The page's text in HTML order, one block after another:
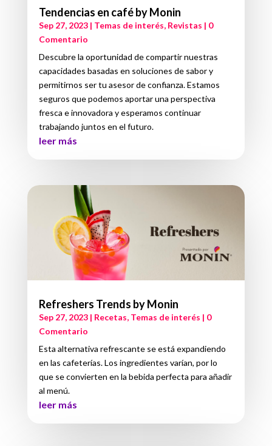
Tendencias en café by Monin
Sep 27, 2023| Temas de interés, Revistas | 0
Comentario
Descubre la oportunidad de compartir nuestras
capacidades basadas en soluciones de sabor y
permitirnos ser tu asesor de confianza. Estamos
seguros que podemos aportar una perspectiva
fresca e innovadora y esperamos continuar
trabajando juntos en el futuro.
leer más
Refreshers Trends by Monin
Sep 27, 2023| Recetas, Temas de interés | 0
Comentario
Esta alternativa refrescante se está expandiendo
en las cafeterías. Los ingredientes varían, por lo
que se convierten en la bebida perfecta para añadir
al menú.
leer más